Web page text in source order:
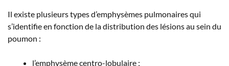
Il existe plusieurs types d’emphysèmes pulmonaires qui
s’identifie en fonction de la distribution des lésions au sein du
poumon :
l’emphysème centro-lobulaire ;